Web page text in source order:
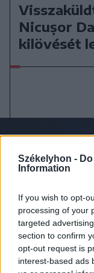
Székelyhon -
Information
If you wish to opt-
processing of your
targeted
section to confirm
opt-out request is
interest-based ads
Nicușor
kilövését